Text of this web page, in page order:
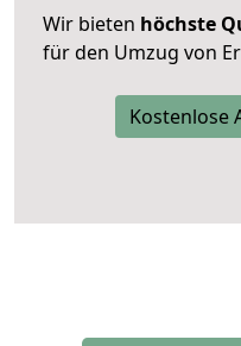
Wir bieten höchste
für den Umzug von
Kostenlose